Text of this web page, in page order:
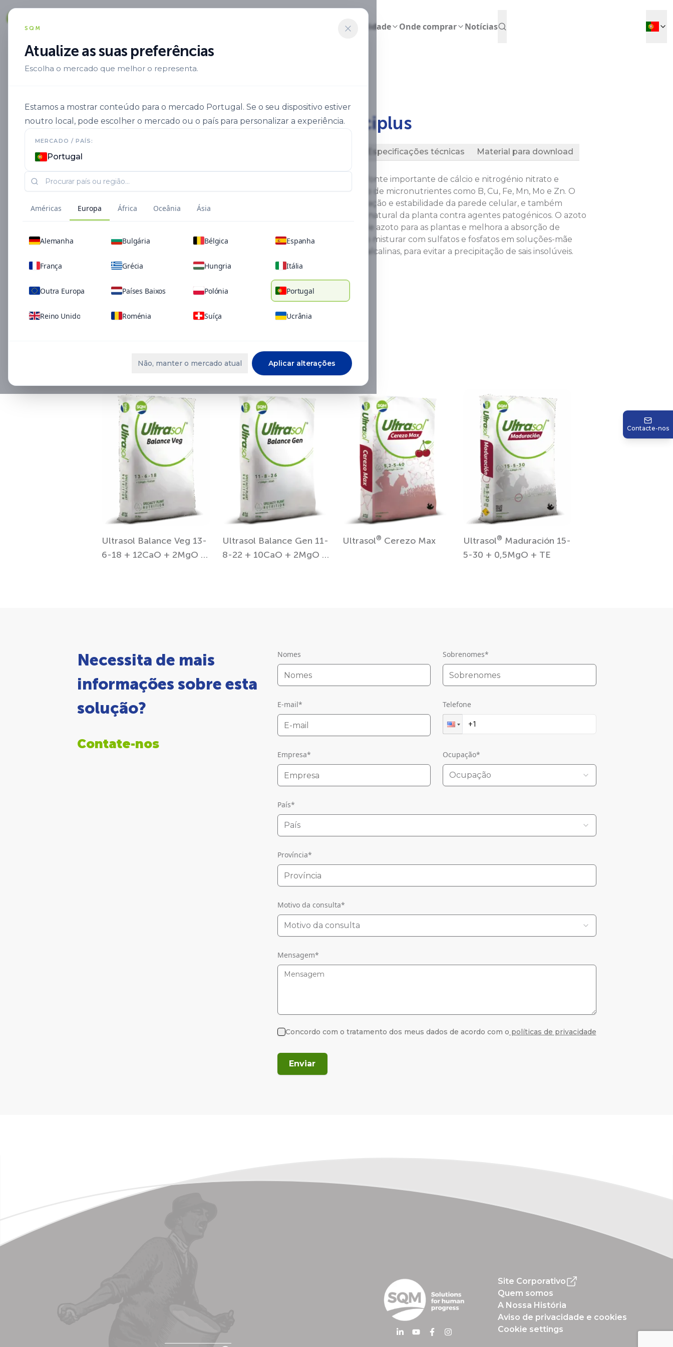
SQM
Atualize as suas preferências
Escolha o mercado que melhor o representa.
Estamos a mostrar conteúdo para o mercado Portugal. Se o seu dispositivo estiver
noutro local, pode escolher o mercado ou o país para personalizar a experiência.
MERCADO / PAÍS:
Portugal
Américas Europa África Oceânia Ásia
Alemanha Bulgária Bélgica Espanha
França Grécia Hungria Itália
Outra Europa Países Baixos Polónia Portugal
Reino Unido Roménia Suíça Ucrânia
Não, manter o mercado atual Aplicar alterações
Sustentabilidade Onde comprar Notícias
Ultrasol®Calciplus
Especificações técnicas Material para download
Calciplus é uma fonte importante de cálcio e nitrogénio nitrato e
contém um pacote completo de micronutrientes como B, Cu, Fe, Mn, Mo e Zn. O
cálcio é essencial para a formação e estabilidade da parede celular, e também
melhora o sistema de defesa natural da planta contra agentes patogénicos. O azoto
nítrico é a fonte mais eficaz de azoto para as plantas e melhora a absorção de
catiões (K+, Ca++ e Mg++). Não misturar com sulfatos e fosfatos em soluções-mãe
altamente concentradas ou alcalinas, para evitar a precipitação de sais insolúveis.
Soluções relacionadas
Ultrasol Balance Veg 13-
6-18 + 12CaO + 2MgO +
Ultrasol Balance Gen 11-
8-22 + 10CaO + 2MgO +
Ultrasol® Cerezo Max Ultrasol® Maduración 15-
5-30 + 0,5MgO + TE
Necessita de mais
informações sobre esta
solução?
Contate-nos
Nomes Sobrenomes*
E-mail* Telefone
Empresa* Ocupação*
Ocupação
País*
País
Província*
Motivo da consulta*
Motivo da consulta
Mensagem*
Concordo com o tratamento dos meus dados de acordo com o políticas de privacidade
Enviar
Contacte-nos
Site Corporativo
Quem somos
A Nossa História
Aviso de privacidade e cookies
Cookie settings